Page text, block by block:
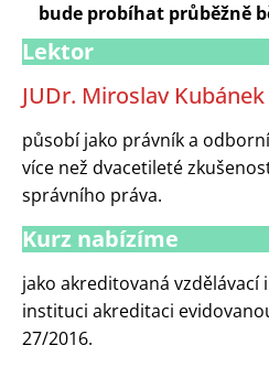
bude probíhat průběžně
Lektor
JUDr. Miroslav Kubánek
působí jako právník a
více než dvacetileté
správního práva.
Kurz nabízíme
jako akreditovaná vzdělávací
instituci akreditaci
27/2016.